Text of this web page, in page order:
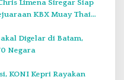
Limena Siregar Siap
KBX Muay Thai
Digelar di Batam,
Negara
KONI Kepri Rayakan